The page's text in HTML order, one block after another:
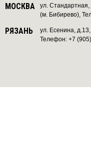
МОСКВА
ул. Стандартная,
(м. Бибирево),
РЯЗАНЬ
ул. Есенина, д.13,
Телефон: +7